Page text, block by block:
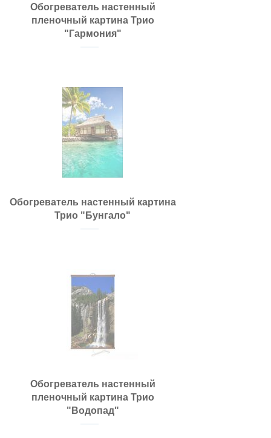
Обогреватель настенный
пленочный картина Трио
"Гармония"
Обогреватель настенный картина
Трио "Бунгало"
Обогреватель настенный
пленочный картина Трио
"Водопад"